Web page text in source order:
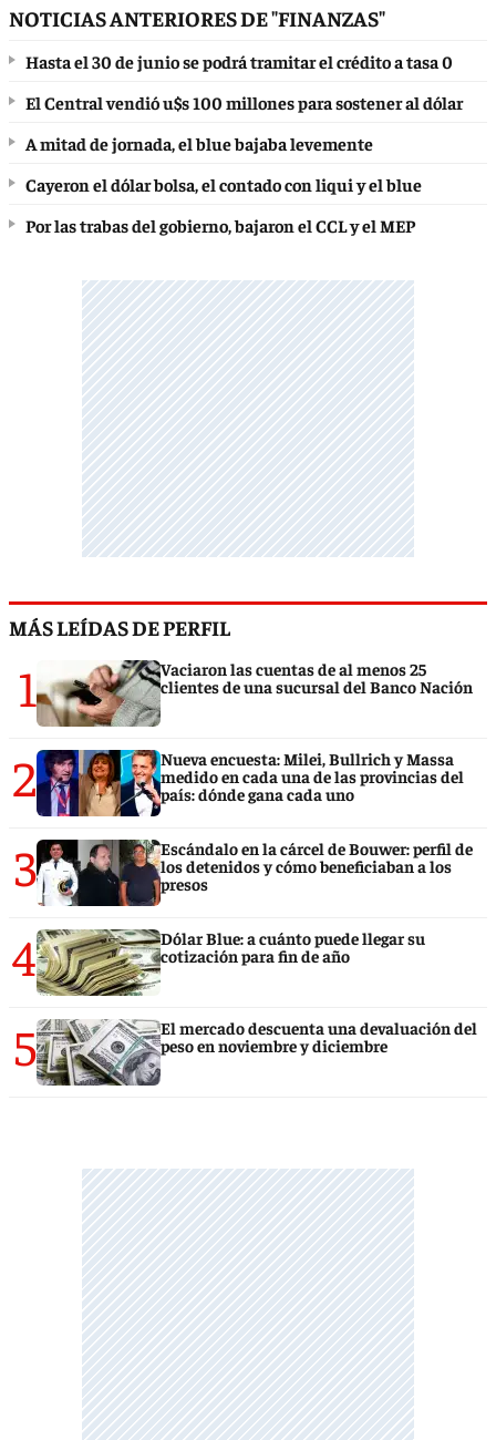
NOTICIAS ANTERIORES DE "FINANZAS"
Hasta el 30 de junio se podrá tramitar el crédito a tasa 0
El Central vendió u$s 100 millones para sostener al dólar
A mitad de jornada, el blue bajaba levemente
Cayeron el dólar bolsa, el contado con liqui y el blue
Por las trabas del gobierno, bajaron el CCL y el MEP
MÁS LEÍDAS DE PERFIL
1
Vaciaron las cuentas de al menos 25
clientes de una sucursal del Banco Nación
2
Nueva encuesta: Milei, Bullrich y Massa
medido en cada una de las provincias del
país: dónde gana cada uno
3
Escándalo en la cárcel de Bouwer: perfil de
los detenidos y cómo beneficiaban a los
presos
4
Dólar Blue: a cuánto puede llegar su
cotización para fin de año
5
El mercado descuenta una devaluación del
peso en noviembre y diciembre